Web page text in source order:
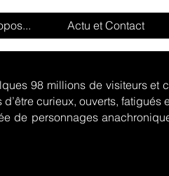
Actu et Contact
98 millions de visiteurs et
curieux, ouverts,
de personnages
touristes